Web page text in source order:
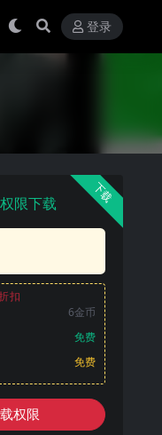
登录
下载
限下载
扣
6金币
免费
免费
权限